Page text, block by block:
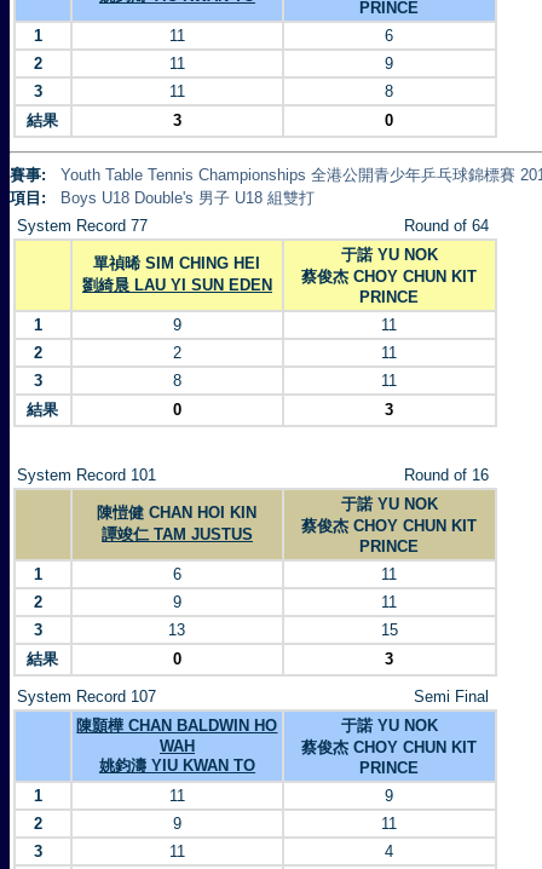
PRINCE
1
11
6
2
11
9
3
11
8
結果
3 0
賽事:
Youth Table Tennis Championships 全港公開青少年乒乓球錦標賽
項目:
Boys U18 Double's 男子 U18 組雙打
System Record 77
Round of 64
單禎晞 SIM CHING HEI
劉綺晨 LAU YI SUN EDEN
于諾 YU NOK
蔡俊杰 CHOY CHUN KIT
PRINCE
1
9
11
2
2
11
3
8
11
結果
0 3
System Record 101 Round of 16
陳愷健 CHAN HOI KIN
譚竣仁 TAM JUSTUS
于諾 YU NOK
蔡俊杰 CHOY CHUN KIT
PRINCE
1
6
11
2
9
11
3
13
15
結果
0 3
System Record 107
Semi Final
陳顥樺 CHAN BALDWIN HO
WAH
姚鈞濤 YIU KWAN TO
于諾 YU NOK
蔡俊杰 CHOY CHUN KIT
PRINCE
1
11
9
2
9
11
3
11
4